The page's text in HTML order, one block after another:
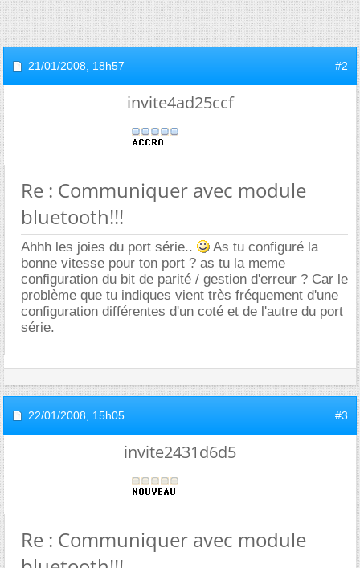
21/01/2008, 18h57 #2
invite4ad25ccf
Re : Communiquer avec module
bluetooth!!!
Ahhh les joies du port série..
As tu configuré la
bonne vitesse pour ton port ? as tu la meme
configuration du bit de parité / gestion d'erreur ? Car le
problème que tu indiques vient très fréquement d'une
configuration différentes d'un coté et de l'autre du port
série.
22/01/2008, 15h05 #3
invite2431d6d5
Re : Communiquer avec module